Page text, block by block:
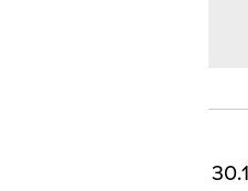
סוף יוני והרייטינג הממוצע שלה עומד כעת על 30.1%